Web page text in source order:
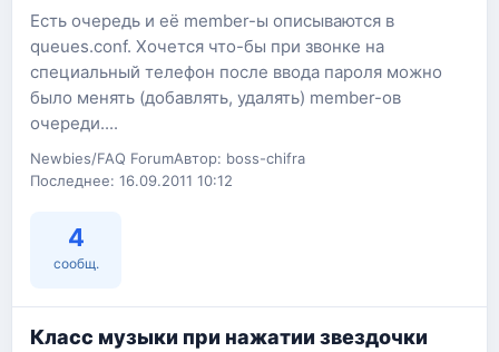
Есть очередь и её member-ы описываются в
queues.conf. Хочется что-бы при звонке на
специальный телефон после ввода пароля можно
было менять (добавлять, удалять) member-ов
очереди....
Newbies/FAQ ForumАвтор: boss-chifra
Последнее: 16.09.2011 10:12
4
сообщ.
Класс музыки при нажатии звездочки